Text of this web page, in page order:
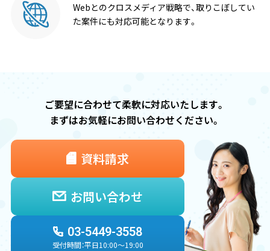
Webとのクロスメディア戦略で、 取りこぼしてい
た案件にも対応可能となります。
ご要望に合わせて柔軟に対応いたします。
まずはお気軽にお問い合わせください。
03-5449-3558
受付時間：平日10:00〜19:00
お問い合わせ
資料請求